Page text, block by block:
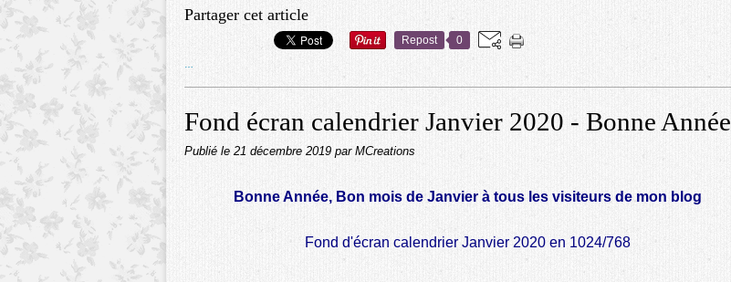
Partager cet article
Repost 0
Fond écran calendrier Janvier 2020 - Bonne Année
Publié le 21 décembre 2019 par MCreations
Bonne Année, Bon mois de Janvier à tous les visiteurs de mon blog
Fond d'écran calendrier Janvier 2020 en 1024/768